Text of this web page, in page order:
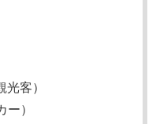
客）
）